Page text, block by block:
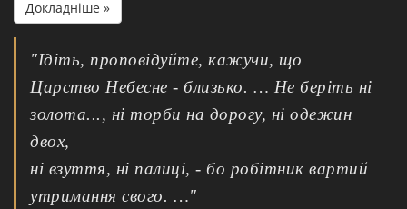
Докладніше »
"Ідіть, проповідуйте, кажучи, що
Царство Небесне - близько. … Не беріть ні
золота..., ні торби на дорогу, ні одежин
двох,
ні взуття, ні палиці, - бо робітник вартий
утримання свого. …"